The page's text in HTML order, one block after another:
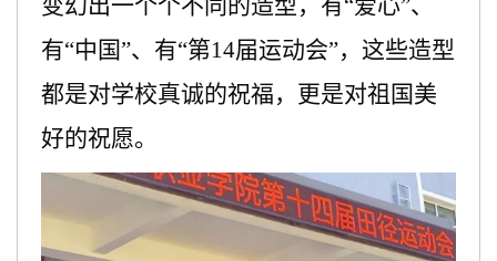
变幻出一个个不同的造型，有“爱心”、
有“中国”、有“第14届运动会”，这些造型
都是对学校真诚的祝福，更是对祖国美
好的祝愿。